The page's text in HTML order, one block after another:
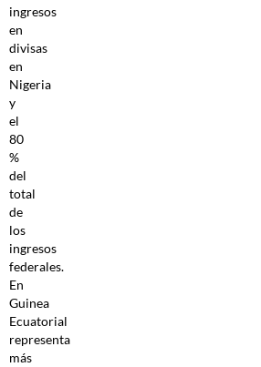
ingresos
en
divisas
en
Nigeria
y
el
80
%
del
total
de
los
ingresos
federales.
En
Guinea
Ecuatorial
representa
más